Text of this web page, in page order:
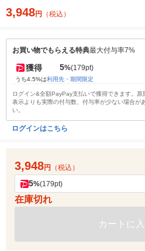
3,948円 （税込）
お買い物でもらえる特典最大付与率7%
獲得 5%(179pt)
うち4.5%は利用先・期間限定
ログイン&全額PayPay支払いで獲得できます。原
表示よりも実際の付与数、付与率が少ない場合が
い。
ログインはこちら
3,948円 （税込）
5%(179pt)
在庫切れ
カートに